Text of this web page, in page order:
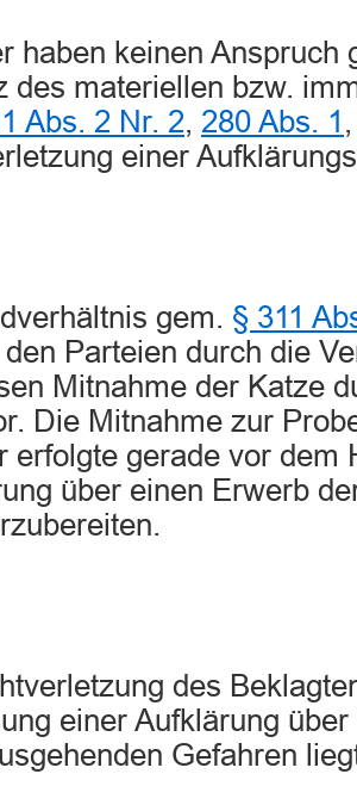
haben keinen Anspruch
des materiellen bzw.
Abs. 2 Nr. 2, 280 Abs. 1
einer
gem. § 311
Parteien durch die
Mitnahme der Katze
Die Mitnahme zur
erfolgte gerade vor dem
über einen Erwerb
des
einer Aufklärung
Gefahren